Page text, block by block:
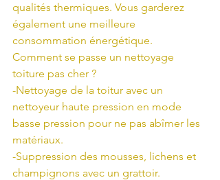
qualités thermiques. Vous garderez
également une meilleure
consommation énergétique.
Comment se passe un nettoyage
toiture pas cher ?
-Nettoyage de la toitur avec un
nettoyeur haute pression en mode
basse pression pour ne pas abîmer les
matériaux.
-Suppression des mousses, lichens et
champignons avec un grattoir.